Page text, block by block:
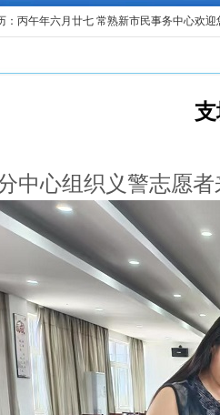
：丙午年六月廿七 常熟新市民事务中心欢
中心组织义警志愿